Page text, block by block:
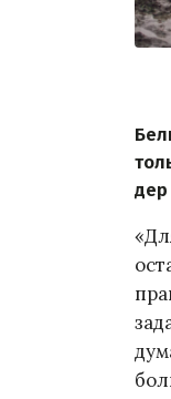
дер